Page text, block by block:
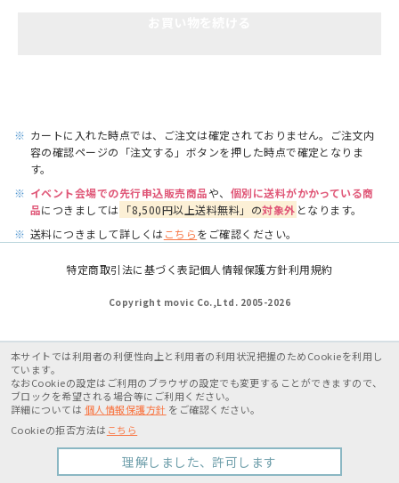
※ カートに入れた時点では、ご注文は確定されておりません。ご注文内
容の確認ページの「注文する」ボタンを押した時点で確定となりま
す。
※ イベント会場での先行申込販売商品や、 個別に送料がかかっている商
品につきましては 「8,500円以上送料無料」の対象外 となります。
※ 送料につきまして詳しくはこちらをご確認ください。
特定商取引法に基づく表記個人情報保護方針利用規約
Copyright movic Co.,Ltd. 2005-2026
本サイトでは利用者の利便性向上と利用者の利用状況把握のためCookieを利用し
ています。
なおCookieの設定はご利用のブラウザの設定でも変更することができますので、
ブロックを希望される場合等にご利用ください。
詳細については 個人情報保護方針 をご確認ください。
Cookieの拒否方法は こちら
理解しました、許可します